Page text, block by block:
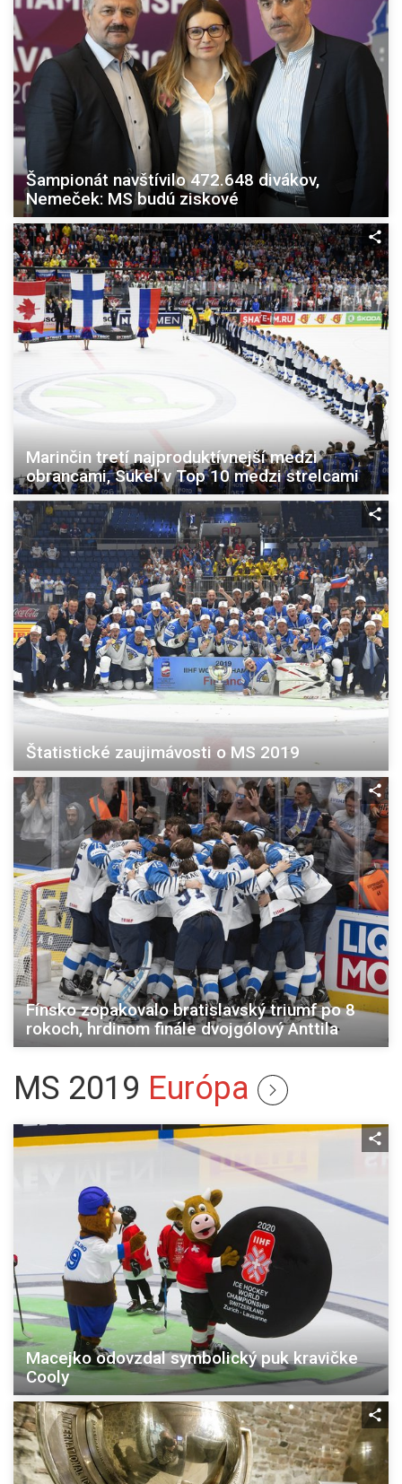
Šampionát navštívilo 472.648 divákov,
Nemeček: MS budú ziskové
Marinčin tretí najproduktívnejší medzi
obrancami, Sukeľ v Top 10 medzi strelcami
Štatistické zaujimávosti o MS 2019
Fínsko zopakovalo bratislavský triumf po 8
rokoch, hrdinom finále dvojgólový Anttila
MS 2019 Európa
Macejko odovzdal symbolický puk kravičke
Cooly